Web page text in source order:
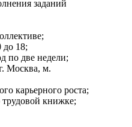
заданий
до 18;
по две недели;
Москва, м.
карьерного роста;
трудовой книжке;